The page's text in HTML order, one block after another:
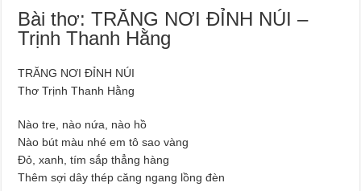
Bài thơ: TRĂNG NƠI ĐỈNH NÚI –
Trịnh Thanh Hằng
TRĂNG NƠI ĐỈNH NÚI
Thơ Trịnh Thanh Hằng
Nào tre, nào nứa, nào hồ
Nào bút màu nhé em tô sao vàng
Đỏ, xanh, tím sắp thẳng hàng
Thêm sợi dây thép căng ngang lồng đèn